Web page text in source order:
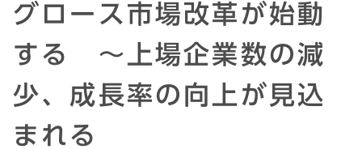
グロース市場改革が始動
する ～上場企業数の減
少、成長率の向上が見込
まれる